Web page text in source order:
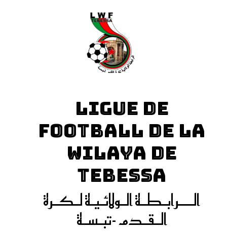
LIGUE DE
FOOTBALL DE LA
WILAYA DE
TEBESSA
الـــرابـطـة الـولائـيـة لـكـرة
الـقـدم -تبـسـة